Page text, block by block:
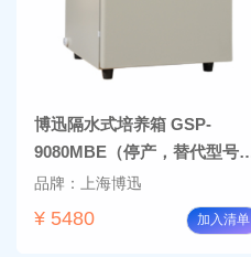
博迅隔水式培养箱 GSP-
9080MBE（停产，替代型号
BG-80)
品牌：上海博迅
¥ 5480 加入清单